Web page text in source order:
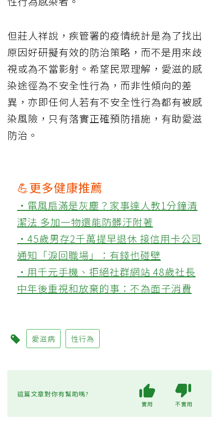
但莊人祥說，疾管署的疫情統計是為了找出
原因好研擬有效的防治策略，而不是用來歧
視或為不當影射。希望民眾理解，愛滋的感
染途徑為不安全性行為，而非性傾向的差
異，亦即任何人若有不安全性行為都有被感
染風險，只有落實正確預防措施，有助愛滋
防治。
💪更多健康推薦
‧電風扇滿是灰塵？家事達人教1分鐘清
潔法 多加一物還能防髒汙附著
‧45歲男存2千萬提早退休 接信用卡公司
通知「淚回職場」：有錢也碰壁
‧用千元手機、拒絕社群網站 48歲社長
中年後重視和放棄的事：不為面子消費
愛滋病 性行為
這篇文章對你有幫助嗎?
實用 不實用